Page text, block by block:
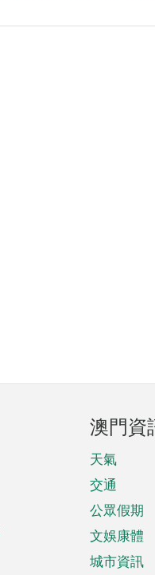
澳門資
天氣
交通
公眾假期
文娛康體
城市資訊